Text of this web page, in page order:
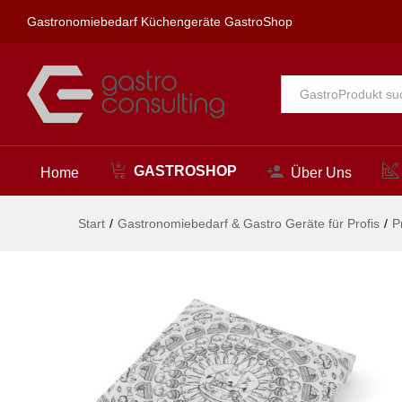
Gastronomiebedarf Küchengeräte GastroShop
Alle
Home GASTROSHOP Über Uns
Start / Gastronomiebedarf & Gastro Geräte für Profis /
Stk., 250x200mm